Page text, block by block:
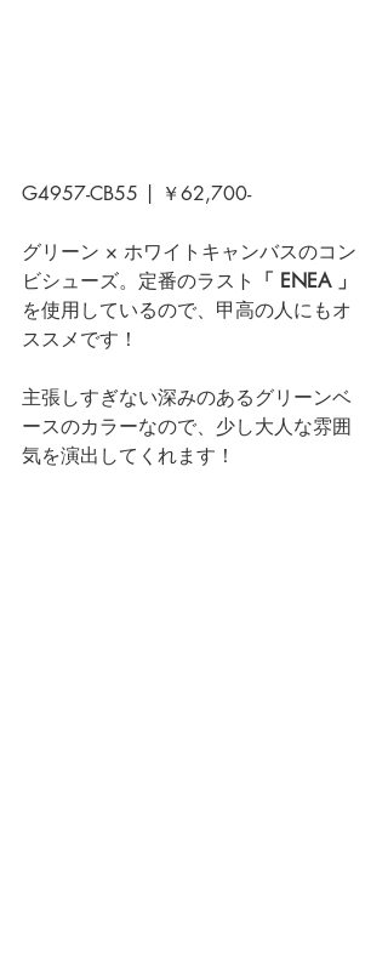
G4957-CB55 | ￥62,700-
グリーン × ホワイトキャンバスのコン
ビシューズ。定番のラスト
「 ENEA 」
を使用しているので、甲高の人にもオ
ススメです！
主張しすぎない深みのあるグリーンベ
ースのカラーなので、少し大人な雰囲
気を演出してくれます！